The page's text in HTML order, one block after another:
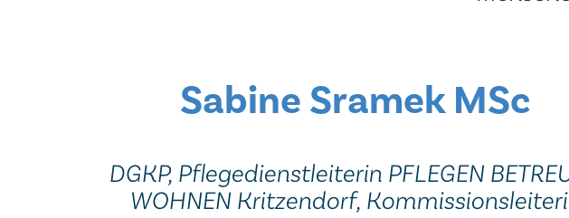
Sabine Sramek MSc
DGKP, Pflegedienstleiterin PFLEGEN
WOHNEN Kritzendorf,